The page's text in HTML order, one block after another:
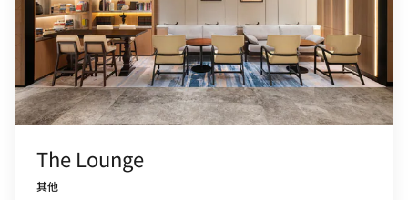
The Lounge
其他